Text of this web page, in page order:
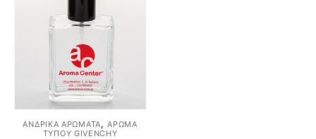
ΑΝΔΡΙΚΑ ΑΡΩΜΑΤΑ,ΆΡΩΜΑ
ΤΎΠΟΥ GIVENCHY